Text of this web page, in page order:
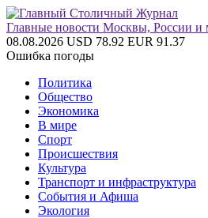
Главные новости Москвы, России и
08.08.2026 USD 78.92 EUR 91.37
Ошибка погоды
Политика
Общество
Экономика
В мире
Спорт
Происшествия
Культура
Транспорт и инфраструктура
События и Афиша
Экология